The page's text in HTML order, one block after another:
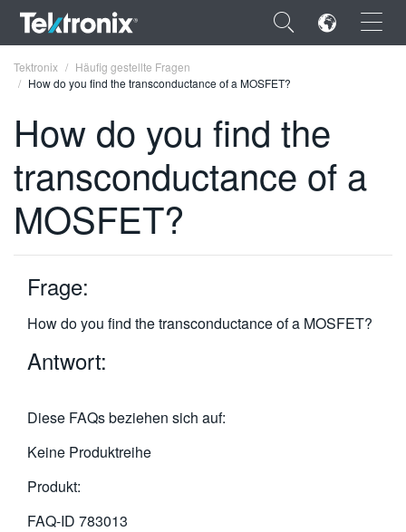
×
ENGLISH
FRANÇAIS
VIỆT NAM
简体中文
日本語
繁體中文
Tektronix
Häufig gestellte Fragen
How do you find the transconductance of a MOSFET?
How do you find the
transconductance of a
MOSFET?
Frage:
How do you find the transconductance of a MOSFET?
Antwort:
Diese FAQs beziehen sich auf:
Keine Produktreihe
Produkt:
FAQ-ID 783013